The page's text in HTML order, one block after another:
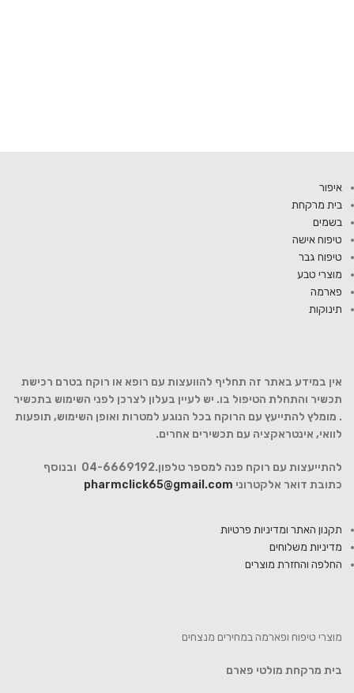
איפור
בית מרקחת
בשמים
טיפוח אישה
טיפוח גבר
מוצרי טבע
פארמה
תינוקות
אין במידע באתר זה תחליף להוועצות עם רופא או רוקח בטרם רכישת
תכשיר והתחלת הטיפול בו. יש לעיין בעלון לצרכן לפני השימוש בתכשיר
. מומלץ להתייעץ עם הרוקח בכל הנוגע למטרות ואופן השימוש, תופעות
לוואי, אינטראקציה עם תכשירים אחרים.
להתייעצות עם רוקח פנה למספר טלפון.04-6669192 ובנוסף
כתובת דואר אלקטרוני pharmclick65@gmail.com
תקנון האתר ומדיניות פרטיות
מדיניות משלוחים
החלפה והחזרת מוצרים
מוצרי טיפוח ופארמה במחירים מנצחים
בית מרקחת מולטי פארם